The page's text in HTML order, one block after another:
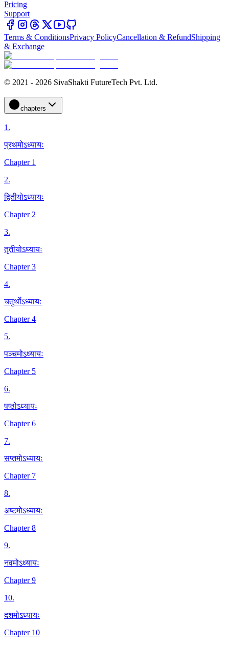
Pricing
Support
Terms & ConditionsPrivacy PolicyCancellation & RefundShipping
& Exchange
© 2021 - 2026 SivaShakti FutureTech Pvt. Ltd.
chapters
1.
प्रथमोऽध्यायः
Chapter 1
2.
द्वितीयोऽध्यायः
Chapter 2
3.
तृतीयोऽध्यायः
Chapter 3
4.
चतुर्थोऽध्यायः
Chapter 4
5.
पञ्चमोऽध्यायः
Chapter 5
6.
षष्ठोऽध्यायः
Chapter 6
7.
सप्तमोऽध्यायः
Chapter 7
8.
अष्टमोऽध्यायः
Chapter 8
9.
नवमोऽध्यायः
Chapter 9
10.
दशमोऽध्यायः
Chapter 10